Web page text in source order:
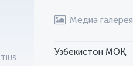
Медиа галерея
Узбекистон МОҚ